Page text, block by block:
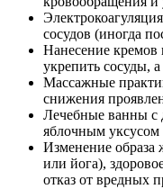
сосудов (иногда
Нанесение кремов
укрепить сосуды,
Массажные
снижения
Лечебные ванны с
яблочным уксусом
Изменение образа
или йога),
отказ от вредных